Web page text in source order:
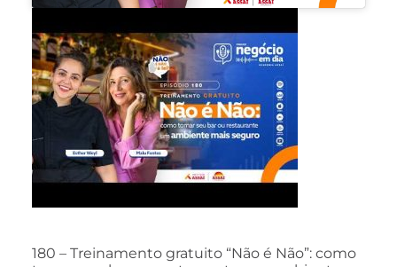
180 – Treinamento gratuito “Não é Não”: como